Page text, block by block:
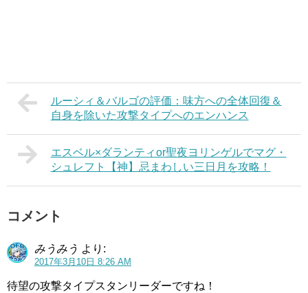
ルーシィ＆バルゴの評価：味方への全体回復＆
自身を除いた攻撃タイプへのエンハンス
エスベル×ダランティor聖夜ヨリンゲルでマグ・
シュレフト【神】忌まわしい三日月を攻略！
コメント
みうみう より:
2017年3月10日 8:26 AM
待望の攻撃タイプスタンリーダーですね！